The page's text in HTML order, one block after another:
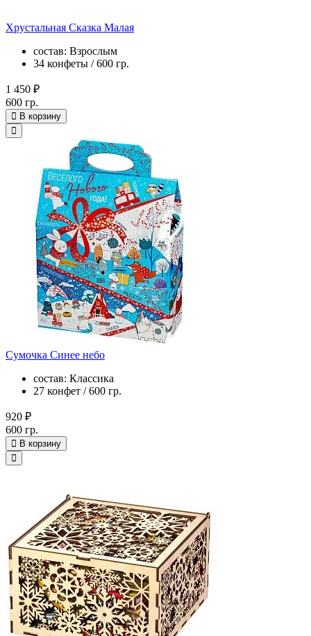
Хрустальная Сказка Малая
состав: Взрослым
34 конфеты / 600 гр.
1 450 ₽
600 гр.
В корзину
Сумочка Синее небо
состав: Классика
27 конфет / 600 гр.
920 ₽
600 гр.
В корзину